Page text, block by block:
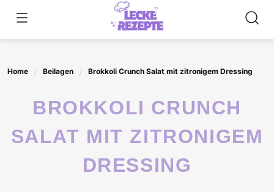
content
Home Beilagen Brokkoli Crunch Salat mit zitronigem Dressing
BROKKOLI CRUNCH
SALAT MIT ZITRONIGEM
DRESSING